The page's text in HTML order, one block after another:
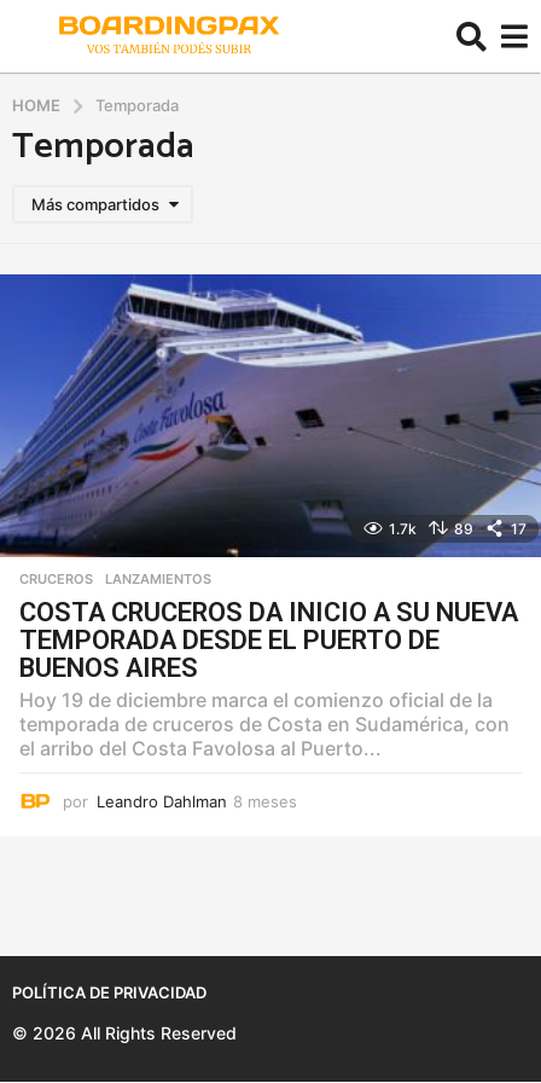
HOME Temporada
Temporada
Más compartidos
1.7k 89 17
CRUCEROS ,LANZAMIENTOS
COSTA CRUCEROS DA INICIO A SU NUEVA
TEMPORADA DESDE EL PUERTO DE
BUENOS AIRES
Hoy 19 de diciembre marca el comienzo oficial de la
temporada de cruceros de Costa en Sudamérica, con
el arribo del Costa Favolosa al Puerto...
por Leandro Dahlman 8 meses
POLÍTICA DE PRIVACIDAD
© 2026 All Rights Reserved